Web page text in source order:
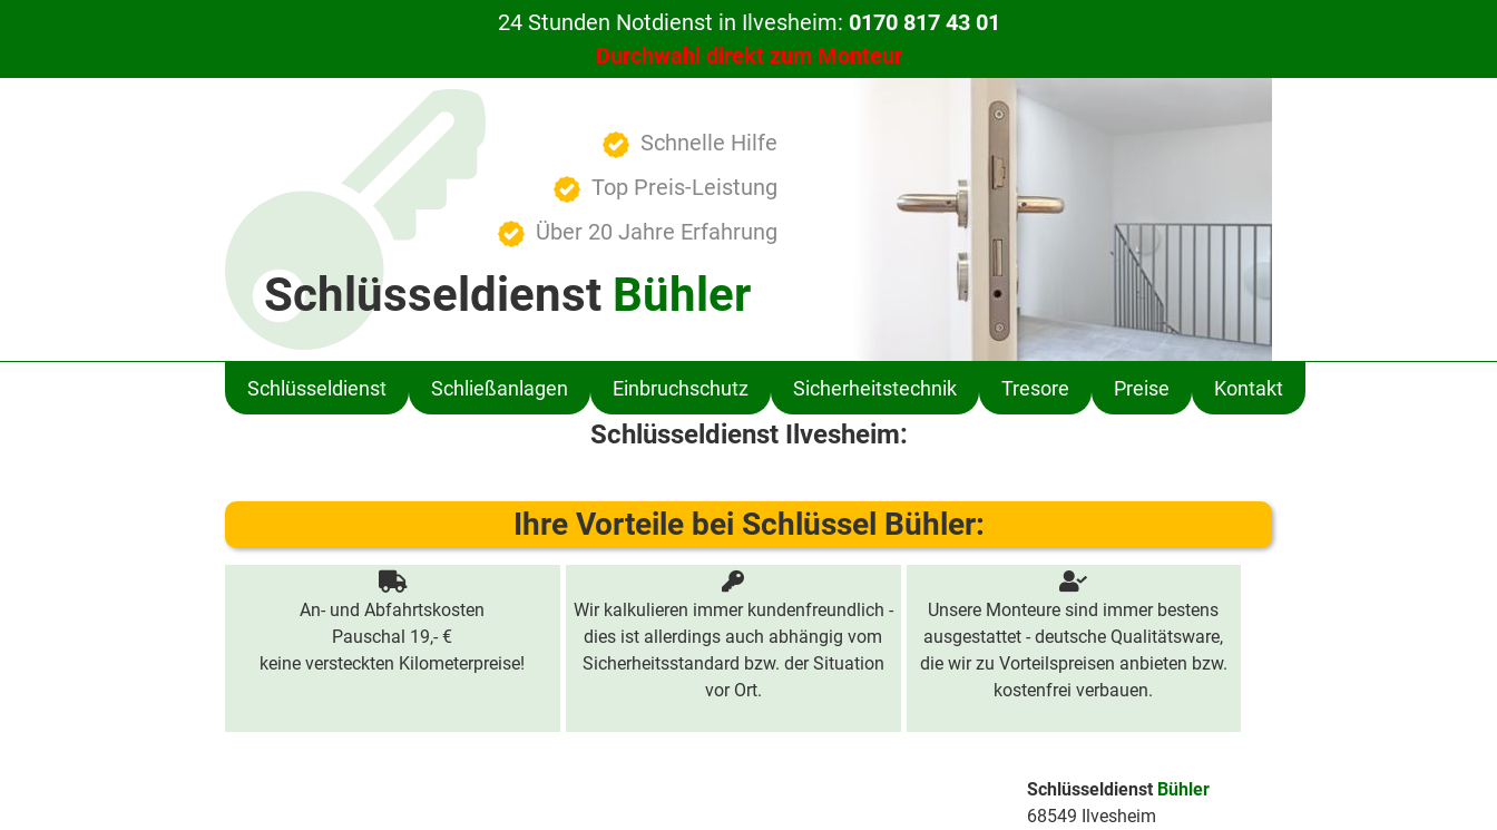
24 Stunden Notdienst in Ilvesheim: 0170 817 43 01
Durchwahl direkt zum Monteur
Schnelle Hilfe
Top Preis-Leistung
Über 20 Jahre Erfahrung
Schlüsseldienst Bühler
Schlüsseldienst Schließanlagen Einbruchschutz Sicherheitstechnik Tresore Preise Kontakt
Schlüsseldienst Ilvesheim:
Ihre Vorteile bei Schlüssel Bühler:
An- und Abfahrtskosten
Pauschal 19,- €
keine versteckten Kilometerpreise!
Wir kalkulieren immer kundenfreundlich -
dies ist allerdings auch abhängig vom
Sicherheitsstandard bzw. der Situation
vor Ort.
Unsere Monteure sind immer bestens
ausgestattet - deutsche Qualitätsware,
die wir zu Vorteilspreisen anbieten bzw.
kostenfrei verbauen.
Schlüsseldienst Bühler
68549 Ilvesheim